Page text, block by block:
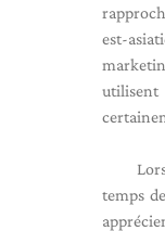
est-
utilisent
temps